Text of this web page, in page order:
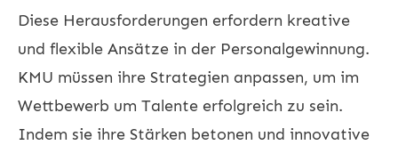
Diese Herausforderungen erfordern kreative
und flexible Ansätze in der Personalgewinnung.
KMU müssen ihre Strategien anpassen, um im
Wettbewerb um Talente erfolgreich zu sein.
Indem sie ihre Stärken betonen und innovative